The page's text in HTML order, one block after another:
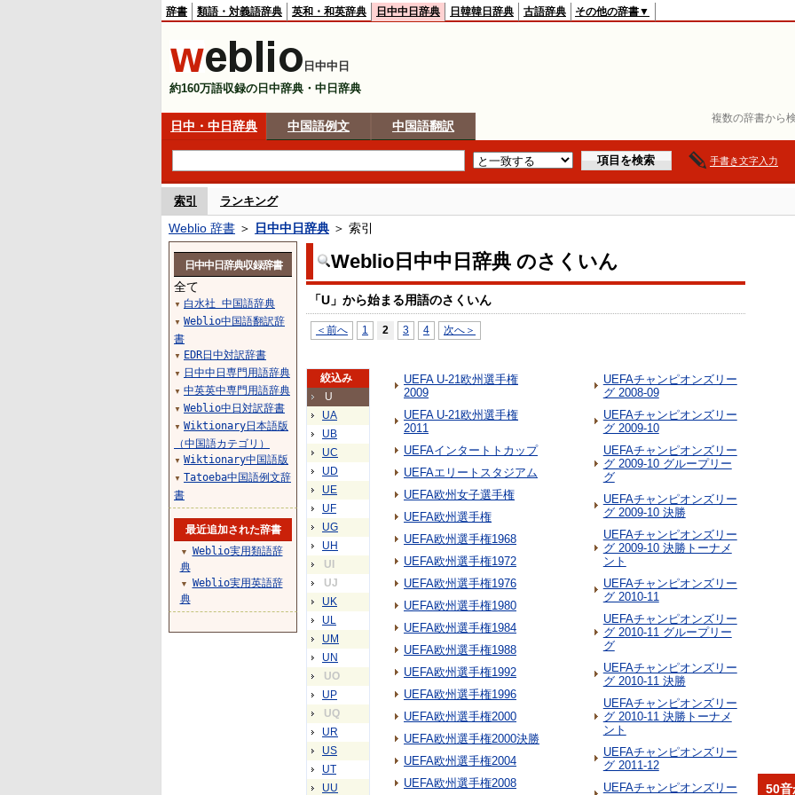
複数の辞書から
辞書 類語・対義語辞典 英和・和英辞典 日中中日辞典 日韓韓日辞典 古語辞典 その他の辞書▼
日中中日
約160万語収録の日中辞典・中日辞典
日中・中日辞典 中国語例文 中国語翻訳
手書き文字入力
索引 ランキング
Weblio 辞書 ＞ 日中中日辞典 ＞ 索引
Weblio日中中日辞典 のさくいん
「U」から始まる用語のさくいん
＜前へ 1 2 3 4 次へ＞
絞込み
U
UA
UB
UC
UD
UE
UF
UG
UH
UI
UJ
UK
UL
UM
UN
UO
UP
UQ
UR
US
UT
UU
UEFA U-21欧州選手権
2009
UEFA U-21欧州選手権
2011
UEFAインタートトカップ
UEFAエリートスタジアム
UEFA欧州女子選手権
UEFA欧州選手権
UEFA欧州選手権1968
UEFA欧州選手権1972
UEFA欧州選手権1976
UEFA欧州選手権1980
UEFA欧州選手権1984
UEFA欧州選手権1988
UEFA欧州選手権1992
UEFA欧州選手権1996
UEFA欧州選手権2000
UEFA欧州選手権2000決勝
UEFA欧州選手権2004
UEFA欧州選手権2008
UEFAチャンピオンズリー
グ 2008-09
UEFAチャンピオンズリー
グ 2009-10
UEFAチャンピオンズリー
グ 2009-10 グループリー
グ
UEFAチャンピオンズリー
グ 2009-10 決勝
UEFAチャンピオンズリー
グ 2009-10 決勝トーナメ
ント
UEFAチャンピオンズリー
グ 2010-11
UEFAチャンピオンズリー
グ 2010-11 グループリー
グ
UEFAチャンピオンズリー
グ 2010-11 決勝
UEFAチャンピオンズリー
グ 2010-11 決勝トーナメ
ント
UEFAチャンピオンズリー
グ 2011-12
UEFAチャンピオンズリー
日中中日辞典収録辞書
全て
▼ 白水社 中国語辞典
▼ Weblio中国語翻訳辞
書
▼ EDR日中対訳辞書
▼ 日中中日専門用語辞典
▼ 中英英中専門用語辞典
▼ Weblio中日対訳辞書
▼ Wiktionary日本語版
（中国語カテゴリ）
▼ Wiktionary中国語版
▼ Tatoeba中国語例文辞
書
最近追加された辞書
▼
Weblio実用類語辞
典
▼
Weblio実用英語辞
典
50音